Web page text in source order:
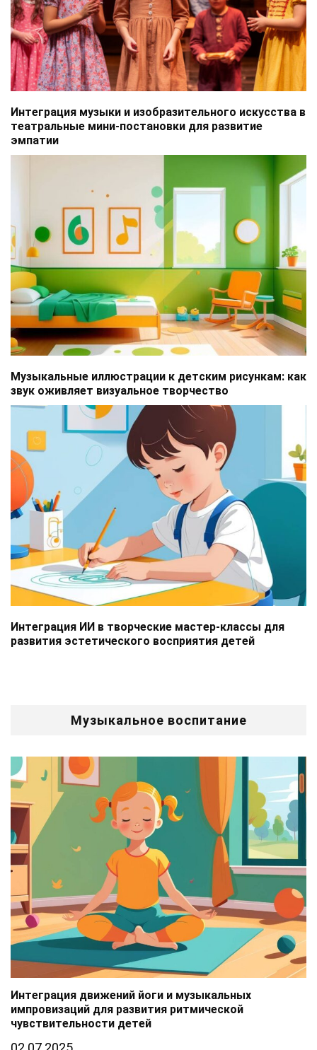
Интеграция музыки и изобразительного искусства в
театральные мини-постановки для развитие
эмпатии
Музыкальные иллюстрации к детским рисункам: как
звук оживляет визуальное творчество
Интеграция ИИ в творческие мастер-классы для
развития эстетического восприятия детей
Музыкальное воспитание
Интеграция движений йоги и музыкальных
импровизаций для развития ритмической
чувствительности детей